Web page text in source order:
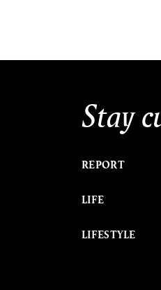
Stay
REPORT
LIFE
LIFESTYLE